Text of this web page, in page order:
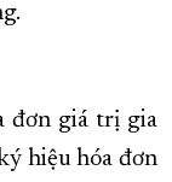
đơn giá trị gia
hiệu hóa đơn